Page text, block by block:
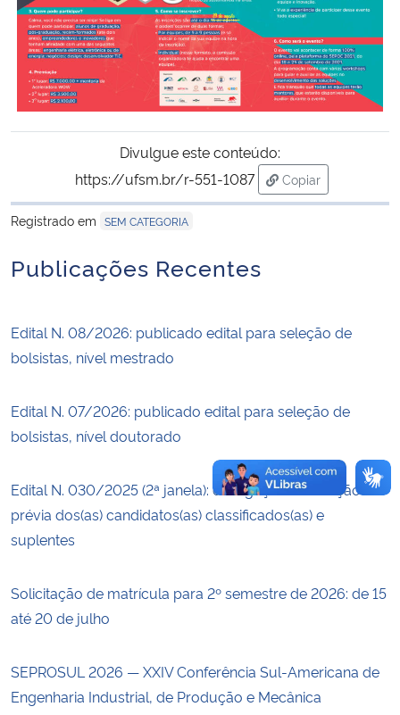
Ministério do Turismo
Ministério do Desenvolvimento Regional
Controladoria-Geral da União
Ministério da Mulher, da Família e dos Direitos Humanos
Advocacia-Geral da União
Planalto
Divulgue este conteúdo:
https://ufsm.br/r-551-1087
Copiar
para área de
Registrado em SEM CATEGORIA
Publicações Recentes
Edital N. 08/2026: publicado edital para seleção de
bolsistas, nível mestrado
Edital N. 07/2026: publicado edital para seleção de
bolsistas, nível doutorado
Edital N. 030/2025 (2ª janela): divulgação da relação
prévia dos(as) candidatos(as) classificados(as) e
suplentes
Solicitação de matrícula para 2º semestre de 2026: de 15
até 20 de julho
SEPROSUL 2026 — XXIV Conferência Sul-Americana de
Engenharia Industrial, de Produção e Mecânica